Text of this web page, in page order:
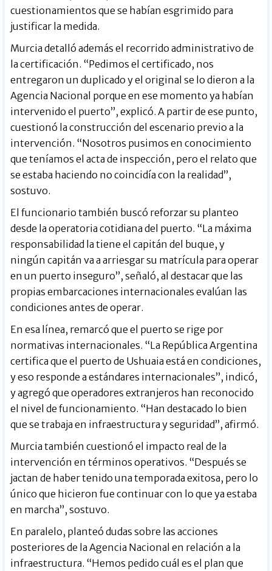
cuestionamientos que se habían esgrimido para
justificar la medida.
Murcia detalló además el recorrido administrativo de
la certificación. “Pedimos el certificado, nos
entregaron un duplicado y el original se lo dieron a la
Agencia Nacional porque en ese momento ya habían
intervenido el puerto”, explicó. A partir de ese punto,
cuestionó la construcción del escenario previo a la
intervención. “Nosotros pusimos en conocimiento
que teníamos el acta de inspección, pero el relato que
se estaba haciendo no coincidía con la realidad”,
sostuvo.
El funcionario también buscó reforzar su planteo
desde la operatoria cotidiana del puerto. “La máxima
responsabilidad la tiene el capitán del buque, y
ningún capitán va a arriesgar su matrícula para operar
en un puerto inseguro”, señaló, al destacar que las
propias embarcaciones internacionales evalúan las
condiciones antes de operar.
En esa línea, remarcó que el puerto se rige por
normativas internacionales. “La República Argentina
certifica que el puerto de Ushuaia está en condiciones,
y eso responde a estándares internacionales”, indicó,
y agregó que operadores extranjeros han reconocido
el nivel de funcionamiento. “Han destacado lo bien
que se trabaja en infraestructura y seguridad”, afirmó.
Murcia también cuestionó el impacto real de la
intervención en términos operativos. “Después se
jactan de haber tenido una temporada exitosa, pero lo
único que hicieron fue continuar con lo que ya estaba
en marcha”, sostuvo.
En paralelo, planteó dudas sobre las acciones
posteriores de la Agencia Nacional en relación a la
infraestructura. “Hemos pedido cuál es el plan que